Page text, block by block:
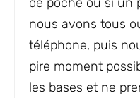
nous avons tous
téléphone, puis
pire moment
les bases et ne